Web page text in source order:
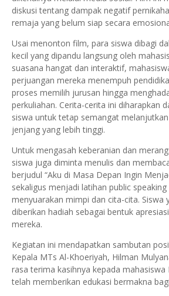
diskusi tentang dampak negatif
remaja yang belum siap secara
Usai menonton film, para siswa dibagi
kecil yang dipandu langsung oleh
suasana hangat dan interaktif,
perjuangan mereka menempuh
proses memilih jurusan hingga
perkuliahan. Cerita-cerita ini diharapkan
siswa untuk tetap semangat
jenjang yang lebih tinggi.
Untuk mengasah keberanian dan
siswa juga diminta menulis dan
berjudul “Aku di Masa Depan Ingin
sekaligus menjadi latihan public
menyuarakan mimpi dan cita-cita. Siswa
diberikan hadiah sebagai bentuk
mereka.
Kegiatan ini mendapatkan sambutan
Kepala MTs Al-Khoeriyah, Hilman
rasa terima kasihnya kepada mahasiswa
telah memberikan edukasi bermakna